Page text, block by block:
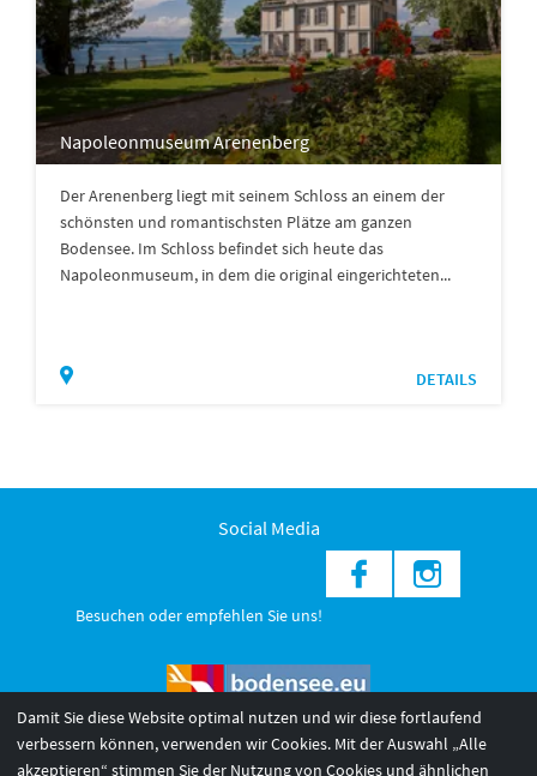
Napoleonmuseum Arenenberg
Der Arenenberg liegt mit seinem Schloss an einem der
schönsten und romantischsten Plätze am ganzen
Bodensee. Im Schloss befindet sich heute das
Napoleonmuseum, in dem die original eingerichteten...
DETAILS
Social Media
Besuchen oder empfehlen Sie uns!
Damit Sie diese Website optimal nutzen und wir diese fortlaufend
verbessern können, verwenden wir Cookies. Mit der Auswahl „Alle
akzeptieren“ stimmen Sie der Nutzung von Cookies und ähnlichen